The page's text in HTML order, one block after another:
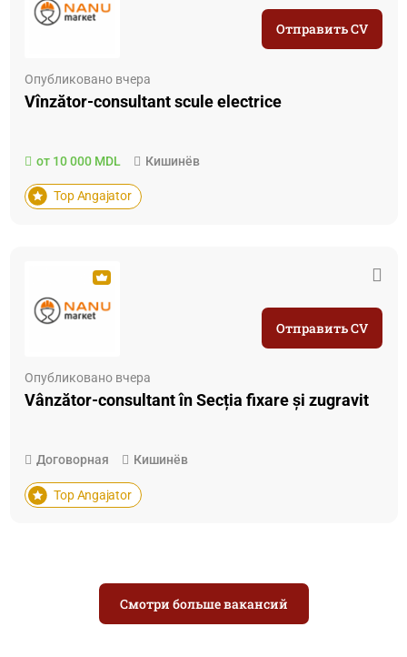
Опубликовано вчера
Vînzător-consultant scule electrice
от 10 000 MDL Кишинёв
Top Angajator
Отправить CV
Опубликовано вчера
Vânzător-consultant în Secția fixare și zugravit
Договорная Кишинёв
Top Angajator
Отправить CV
Смотри больше вакансий